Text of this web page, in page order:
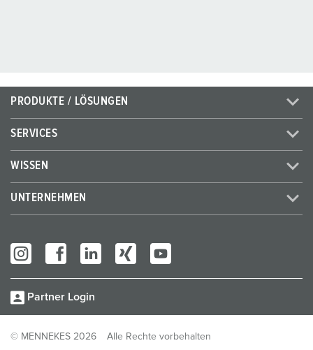
PRODUKTE / LÖSUNGEN
SERVICES
WISSEN
UNTERNEHMEN
Partner Login
© MENNEKES 2026 Alle Rechte vorbehalten